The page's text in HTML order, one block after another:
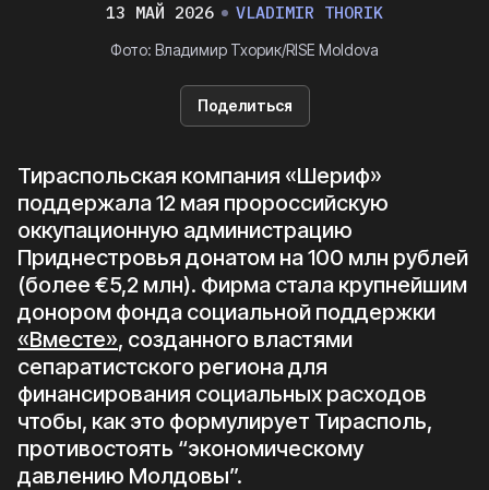
13 МАЙ 2026 VLADIMIR THORIK
Фото: Владимир Тхорик/RISE Moldova
Поделиться
Тираспольская компания «Шериф»
поддержала 12 мая пророссийскую
оккупационную администрацию
Приднестровья донатом на 100 млн рублей
(более €5,2 млн). Фирма стала крупнейшим
донором фонда социальной поддержки
«Вместе», созданного властями
сепаратистского региона для
финансирования социальных расходов
чтобы, как это формулирует Тирасполь,
противостоять “экономическому
давлению Молдовы”.